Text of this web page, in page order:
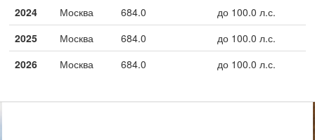
2024
Москва 684.0
до 100.0 л.с.
2025
Москва 684.0
до 100.0 л.с.
2026
Москва 684.0 до 100.0 л.с.